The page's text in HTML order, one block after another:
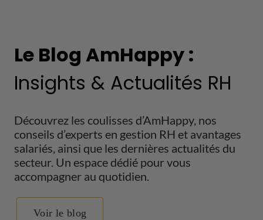
Le Blog AmHappy :
Insights & Actualités RH
Découvrez les coulisses d’AmHappy, nos
conseils d’experts en gestion RH et avantages
salariés, ainsi que les dernières actualités du
secteur. Un espace dédié pour vous
accompagner au quotidien.
Voir le blog